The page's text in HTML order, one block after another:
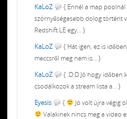
KaLoZ
{ Ennél a map poolnál
szörnyűségesebb dolog történt
Redshift LE egy... }
KaLoZ
{ Hát igen, ez is
meccsről meg nem is... }
KaLoZ
{ :D:D Jó hogy időben
csodálkozok a stream lista a... }
Eyesis
{
Jó volt újra végig
Valakinek nincs meg a video